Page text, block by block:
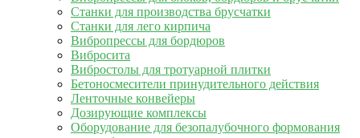
Станки для производства брусчатки
Станки для лего кирпича
Вибропрессы для бордюров
Вибросита
Вибростолы для тротуарной плитки
Бетоносмесители принудительного действия
Ленточные конвейеры
Дозирующие комплексы
Оборудование для безопалубочного формования